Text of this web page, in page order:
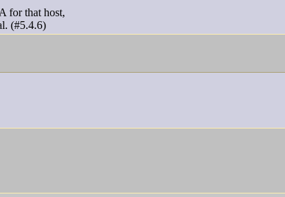
for that host,
(#5.4.6)